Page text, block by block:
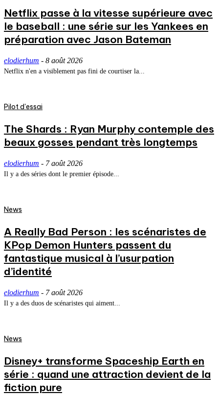
Netflix passe à la vitesse supérieure avec
le baseball : une série sur les Yankees en
préparation avec Jason Bateman
elodierhum - 8 août 2026
Netflix n'en a visiblement pas fini de courtiser la...
Pilot d'essai
The Shards : Ryan Murphy contemple des
beaux gosses pendant très longtemps
elodierhum - 7 août 2026
Il y a des séries dont le premier épisode...
News
A Really Bad Person : les scénaristes de
KPop Demon Hunters passent du
fantastique musical à l’usurpation
d’identité
elodierhum - 7 août 2026
Il y a des duos de scénaristes qui aiment...
News
Disney+ transforme Spaceship Earth en
série : quand une attraction devient de la
fiction pure